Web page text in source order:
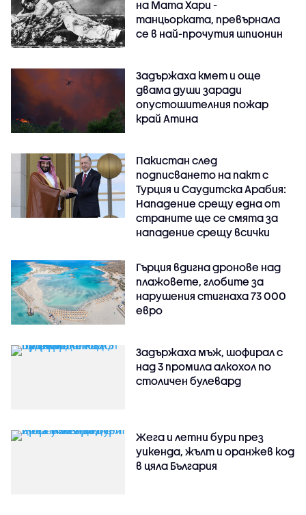
на Мата Хари -
танцьорката, превърнала
се в най-прочутия шпионин
Задържаха кмет и още
двама души заради
опустошителния пожар
край Атина
Пакистан след
подписването на пакт с
Турция и Саудитска Арабия:
Нападение срещу една от
страните ще се смята за
нападение срещу всички
Гърция вдигна дронове над
плажовете, глобите за
нарушения стигнаха 73 000
евро
Задържаха мъж, шофирал с
над 3 промила алкохол по
столичен булевард
Жега и летни бури през
уикенда, жълт и оранжев код
в цяла България